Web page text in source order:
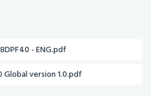
- ENG.pdf
Global version 1.0.pdf